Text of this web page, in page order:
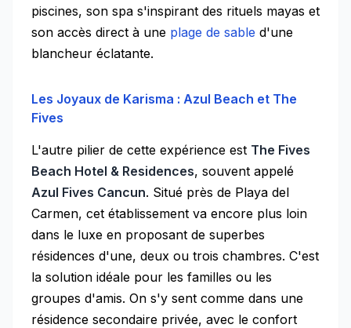
piscines, son spa s'inspirant des rituels mayas et
son accès direct à une plage de sable d'une
blancheur éclatante.
Les Joyaux de Karisma : Azul Beach et The
Fives
L'autre pilier de cette expérience est The Fives
Beach Hotel & Residences, souvent appelé
Azul Fives Cancun. Situé près de Playa del
Carmen, cet établissement va encore plus loin
dans le luxe en proposant de superbes
résidences d'une, deux ou trois chambres. C'est
la solution idéale pour les familles ou les
groupes d'amis. On s'y sent comme dans une
résidence secondaire privée, avec le confort